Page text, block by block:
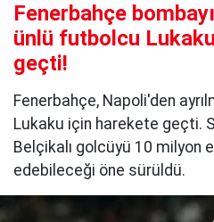
Fenerbahçe
ünlü futbolcu
geçti!
Fenerbahçe, Napoli'den
Lukaku için harekete geçti.
Belçikalı golcüyü 10 milyon
edebileceği öne sürüldü.